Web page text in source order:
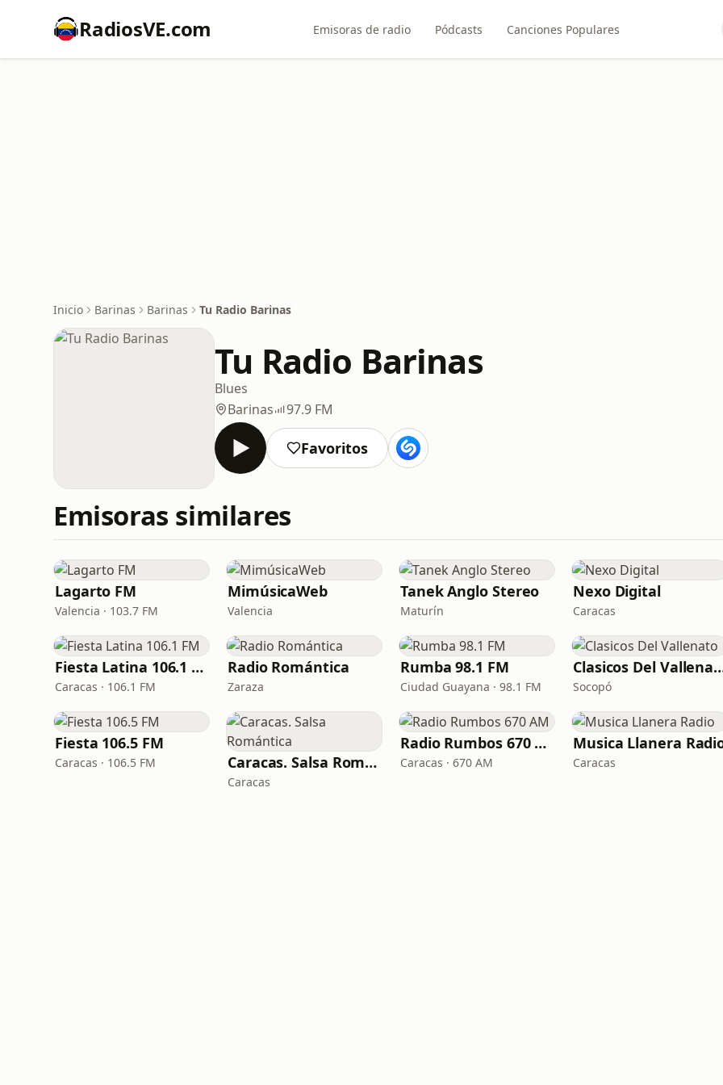
RadiosVE.com Emisoras de radio Pódcasts Canciones Populares
Inicio Barinas Barinas Tu Radio Barinas
Tu Radio Barinas
Blues
Barinas
97.9 FM
Favoritos
Emisoras similares
Lagarto FM
Valencia · 103.7 FM
MimúsicaWeb
Valencia
Tanek Anglo Stereo
Maturín
Nexo Digital
Caracas
Fiesta Latina 106.1 FM
Caracas · 106.1 FM
Radio Romántica
Zaraza
Rumba 98.1 FM
Ciudad Guayana · 98.1 FM
Clasicos
Socopó
Fiesta 106.5 FM
Caracas · 106.5 FM Caracas. Salsa Romántica
Caracas
Radio Rumbos 670 AM
Caracas · 670 AM
Musica Llanera
Caracas